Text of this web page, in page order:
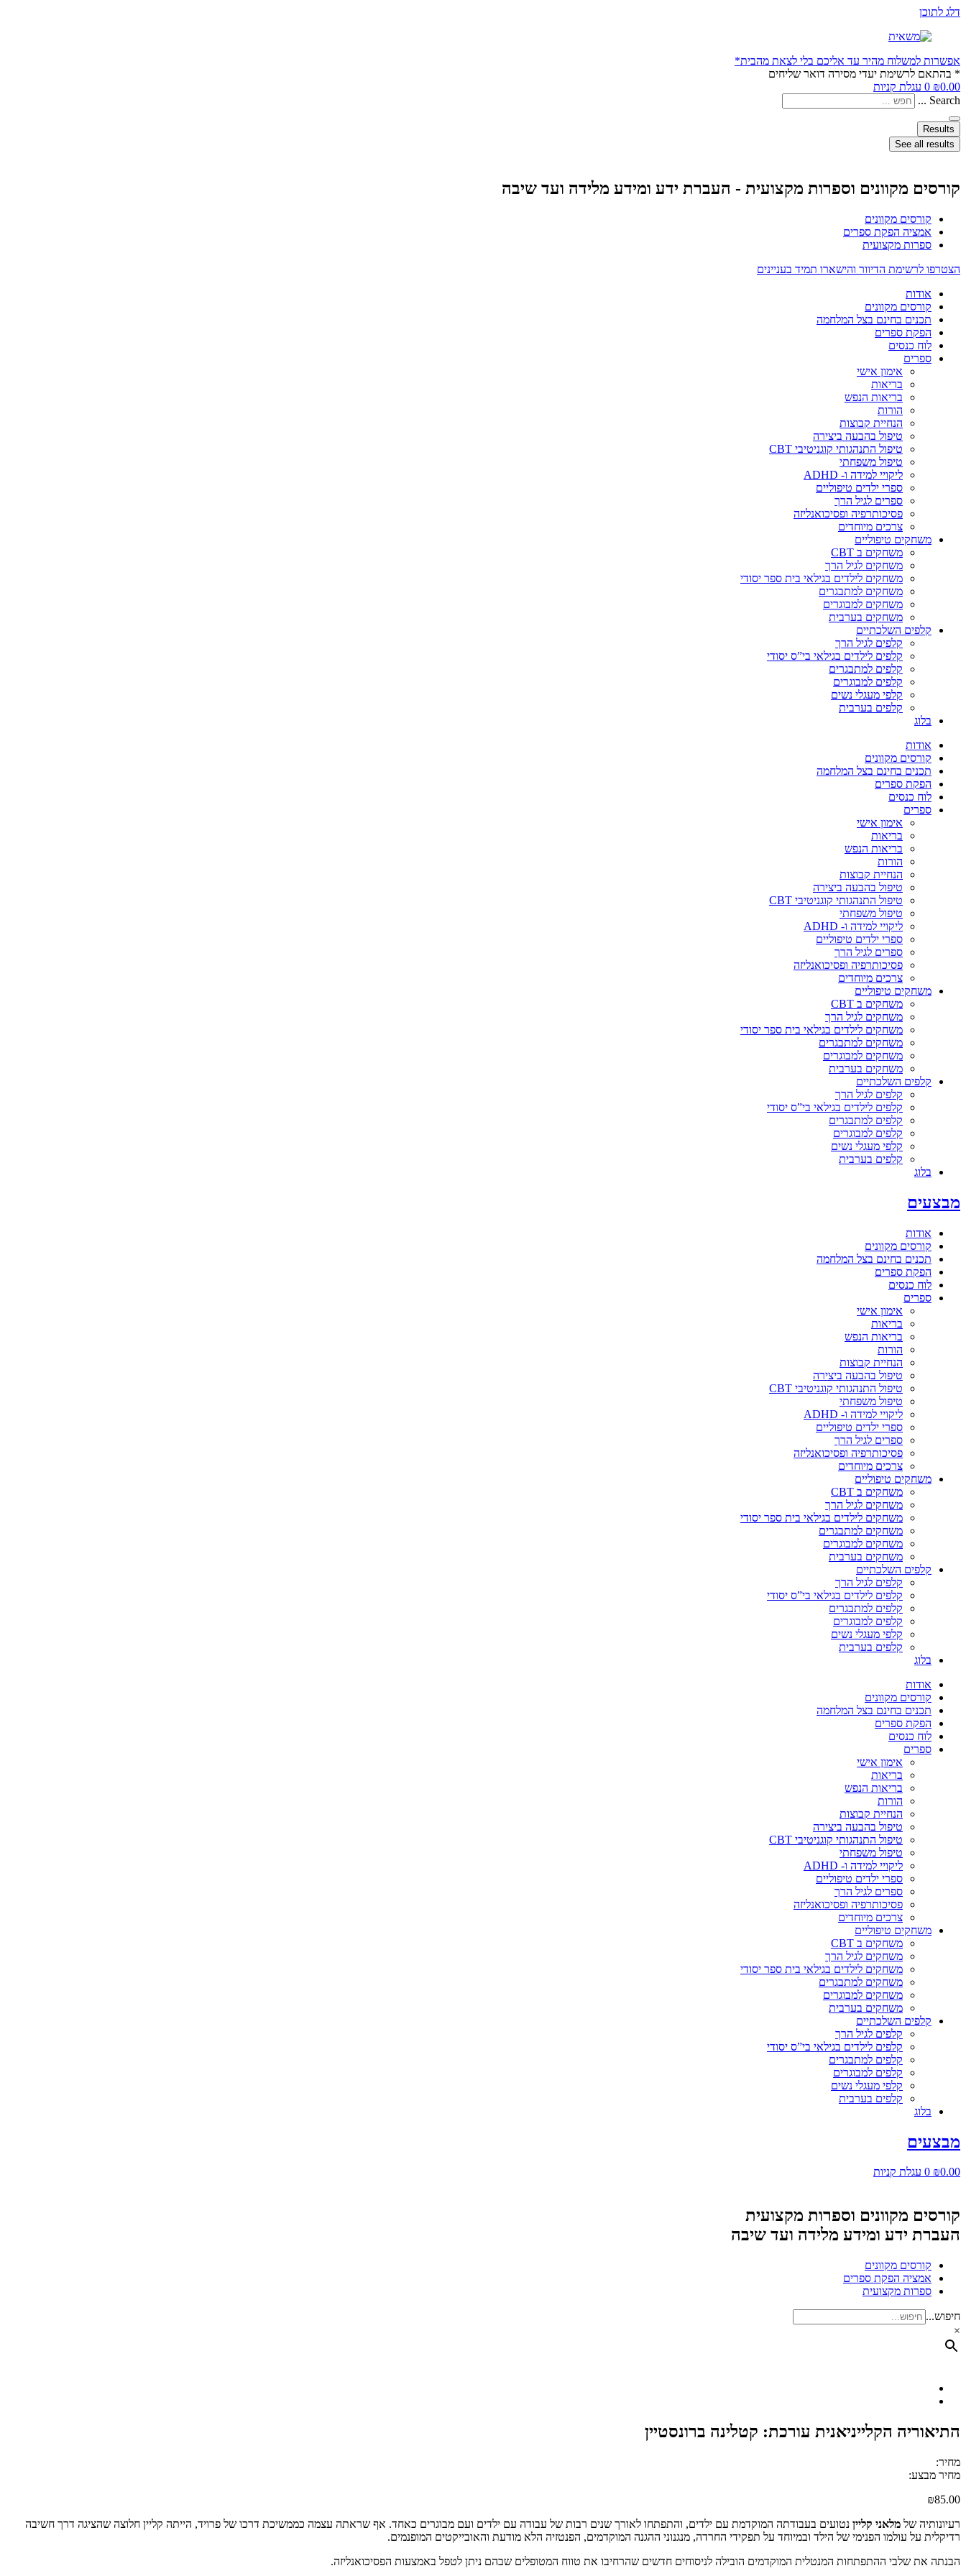
דלג לתוכן
אפשרות למשלוח מהיר עד אליכם בלי לצאת מהבית*
* בהתאם לרשימת יעדי מסירה דואר שליחים
₪0.00
0 עגלת קניות
Search ...
Results
See all results
קורסים מקוונים וספרות מקצועית - העברת ידע ומידע מלידה ועד שיבה
קורסים מקוונים
אמציה הפקת ספרים
ספרות מקצועית
הצטרפו לרשימת הדיוור והישארו תמיד בעניינים
אודות
קורסים מקוונים
תכנים בחינם בצל המלחמה
הפקת ספרים
לוח כנסים
ספרים
אימון אישי
בריאות
בריאות הנפש
הורות
הנחיית קבוצות
טיפול בהבעה ביצירה
טיפול התנהגותי קוגניטיבי CBT
טיפול משפחתי
ליקויי למידה ו- ADHD
ספרי ילדים טיפוליים
ספרים לגיל הרך
פסיכותרפיה ופסיכואנליזה
צרכים מיוחדים
משחקים טיפוליים
משחקים ב CBT
משחקים לגיל הרך
משחקים לילדים בגילאי בית ספר יסודי
משחקים למתבגרים
משחקים למבוגרים
משחקים בערבית
קלפים השלכתיים
קלפים לגיל הרך
קלפים לילדים בגילאי בי”ס יסודי
קלפים למתבגרים
קלפים למבוגרים
קלפי מעגלי נשים
קלפים בערבית
בלוג
אודות
קורסים מקוונים
תכנים בחינם בצל המלחמה
הפקת ספרים
לוח כנסים
ספרים
אימון אישי
בריאות
בריאות הנפש
הורות
הנחיית קבוצות
טיפול בהבעה ביצירה
טיפול התנהגותי קוגניטיבי CBT
טיפול משפחתי
ליקויי למידה ו- ADHD
ספרי ילדים טיפוליים
ספרים לגיל הרך
פסיכותרפיה ופסיכואנליזה
צרכים מיוחדים
משחקים טיפוליים
משחקים ב CBT
משחקים לגיל הרך
משחקים לילדים בגילאי בית ספר יסודי
משחקים למתבגרים
משחקים למבוגרים
משחקים בערבית
קלפים השלכתיים
קלפים לגיל הרך
קלפים לילדים בגילאי בי”ס יסודי
קלפים למתבגרים
קלפים למבוגרים
קלפי מעגלי נשים
קלפים בערבית
בלוג
מבצעים
אודות
קורסים מקוונים
תכנים בחינם בצל המלחמה
הפקת ספרים
לוח כנסים
ספרים
אימון אישי
בריאות
בריאות הנפש
הורות
הנחיית קבוצות
טיפול בהבעה ביצירה
טיפול התנהגותי קוגניטיבי CBT
טיפול משפחתי
ליקויי למידה ו- ADHD
ספרי ילדים טיפוליים
ספרים לגיל הרך
פסיכותרפיה ופסיכואנליזה
צרכים מיוחדים
משחקים טיפוליים
משחקים ב CBT
משחקים לגיל הרך
משחקים לילדים בגילאי בית ספר יסודי
משחקים למתבגרים
משחקים למבוגרים
משחקים בערבית
קלפים השלכתיים
קלפים לגיל הרך
קלפים לילדים בגילאי בי”ס יסודי
קלפים למתבגרים
קלפים למבוגרים
קלפי מעגלי נשים
קלפים בערבית
בלוג
אודות
קורסים מקוונים
תכנים בחינם בצל המלחמה
הפקת ספרים
לוח כנסים
ספרים
אימון אישי
בריאות
בריאות הנפש
הורות
הנחיית קבוצות
טיפול בהבעה ביצירה
טיפול התנהגותי קוגניטיבי CBT
טיפול משפחתי
ליקויי למידה ו- ADHD
ספרי ילדים טיפוליים
ספרים לגיל הרך
פסיכותרפיה ופסיכואנליזה
צרכים מיוחדים
משחקים טיפוליים
משחקים ב CBT
משחקים לגיל הרך
משחקים לילדים בגילאי בית ספר יסודי
משחקים למתבגרים
משחקים למבוגרים
משחקים בערבית
קלפים השלכתיים
קלפים לגיל הרך
קלפים לילדים בגילאי בי”ס יסודי
קלפים למתבגרים
קלפים למבוגרים
קלפי מעגלי נשים
קלפים בערבית
בלוג
מבצעים
₪0.00
0 עגלת קניות
קורסים מקוונים וספרות מקצועית
העברת ידע ומידע מלידה ועד שיבה
קורסים מקוונים
אמציה הפקת ספרים
ספרות מקצועית
חיפוש...
×
התיאוריה הקלייניאנית עורכת: קטלינה ברונסטיין
מחיר:
מחיר מבצע:
₪85.00
רעיונותיה של מלאני קליין נטועים בעבודתה המוקדמת עם ילדים, והתפתחו לאורך שנים רבות של עבודה עם ילדים ועם מבוגרים כאחד. אף שראתה עצמה כממשיכת דרכו של פרויד, הייתה קליין חלוצה שהציגה דרך חשיבה
רדיקלית על עולמו הפנימי של הילד ובמיוחד על תפקידי החרדה, מנגנוני ההגנה המוקדמים, הפנטזיה הלא מודעת והאובייקטים המופנמים.
הבנתה את שלבי ההתפתחות המנטלית המוקדמים הובילה לניסוחים חדשים שהרחיבו את טווח המטופלים שבהם ניתן לטפל באמצעות הפסיכואנליזה.